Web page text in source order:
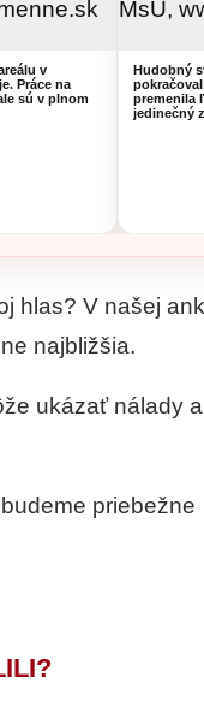
v
Práce na
sú v plnom
Hudobný
premenila
jedinečný
hlas? V našej
najbližšia.
ukázať nálady a
priebežne